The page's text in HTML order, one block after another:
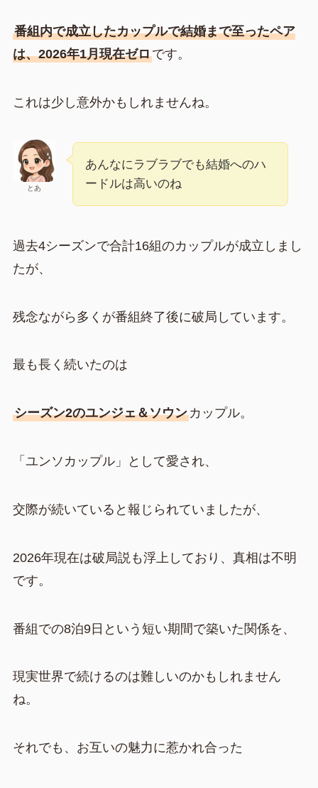
番組内で成立したカップルで結婚まで至ったペア
は、2026年1月現在ゼロです。
これは少し意外かもしれませんね。
とあ
あんなにラブラブでも結婚へのハ
ードルは高いのね
過去4シーズンで合計16組のカップルが成立しまし
たが、
残念ながら多くが番組終了後に破局しています。
最も長く続いたのは
シーズン2のユンジェ＆ソウンカップル。
「ユンソカップル」として愛され、
交際が続いていると報じられていましたが、
2026年現在は破局説も浮上しており、真相は不明
です。
番組での8泊9日という短い期間で築いた関係を、
現実世界で続けるのは難しいのかもしれません
ね。
それでも、お互いの魅力に惹かれ合った